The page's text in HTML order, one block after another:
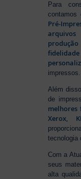
Para
contamos
Pré-
impressos.
Além
de
melhores
Xerox,
tecnologia
Com a
seus
alta